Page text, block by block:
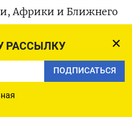
РАССЫЛКУ
ПОДПИСАТЬСЯ
Африки и Ближнего
Америку.
года из
Америку было